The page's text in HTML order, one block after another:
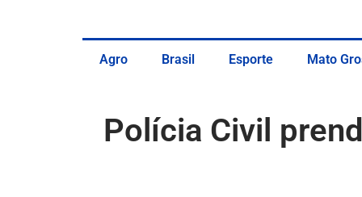
Agro Brasil Esporte Mato
Polícia Civil